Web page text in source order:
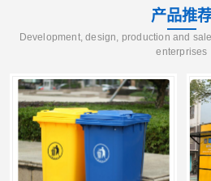
产品推
Development, design, production and
enterprises